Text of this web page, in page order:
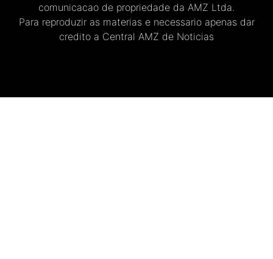
comunicacao de propriedade da AMZ Ltda.
Para reproduzir as materias e necessario apenas dar
credito a Central AMZ de Noticias